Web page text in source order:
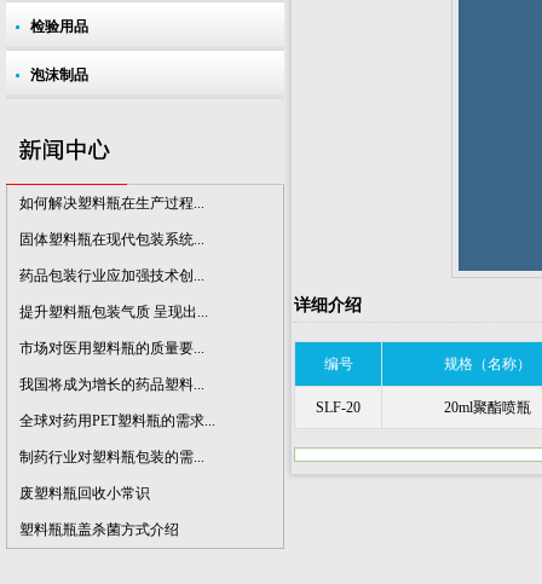
检验用品
泡沫制品
我国将成为增长的药品塑料...
如何解决塑料瓶在生产过程...
固体塑料瓶在现代包装系统...
药品包装行业应加强技术创...
提升塑料瓶包装气质 呈现出...
市场对医用塑料瓶的质量要...
我国将成为增长的药品塑料...
全球对药用PET塑料瓶的需求...
制药行业对塑料瓶包装的需...
废塑料瓶回收小常识
塑料瓶瓶盖杀菌方式介绍
详细介绍
编号 规格（名称）
SLF-20 20ml聚酯喷瓶